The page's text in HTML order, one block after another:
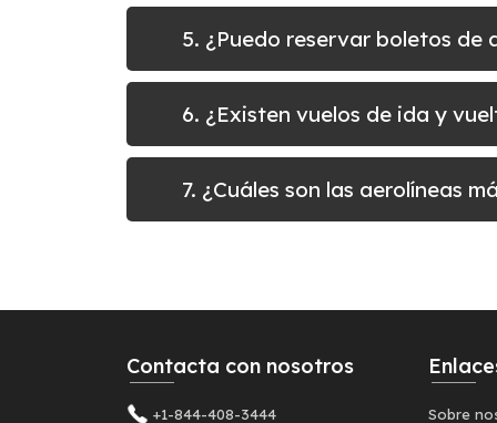
5. ¿Puedo reservar boletos
6. ¿Existen vuelos de ida y
7. ¿Cuáles son las aerolíneas
Contacta con nosotros
+1-844-408-3444 Sobre